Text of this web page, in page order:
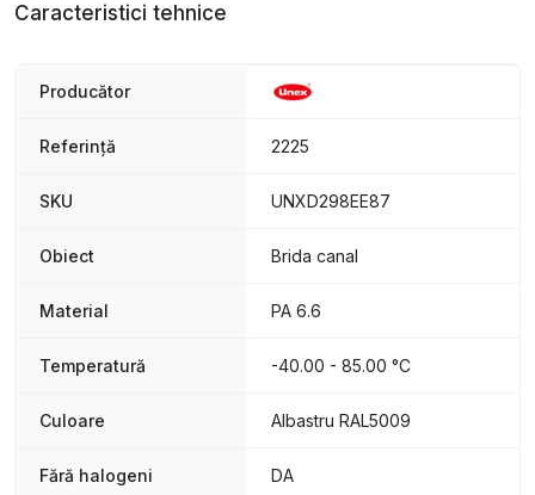
Caracteristici tehnice
Producător
Referință 2225
SKU UNXD298EE87
Obiect Brida canal
Material PA 6.6
Temperatură -40.00 - 85.00 °C
Culoare Albastru RAL5009
Fără halogeni DA